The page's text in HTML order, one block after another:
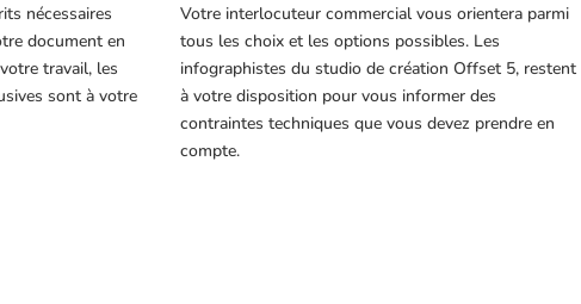
nécessaires
document en
travail, les
sont à votre
Votre interlocuteur commercial vous orientera parmi
tous les choix et les options possibles. Les
infographistes du studio de création Offset 5, restent
à votre disposition pour vous informer des
contraintes techniques que vous devez prendre en
compte.